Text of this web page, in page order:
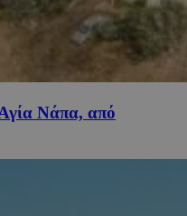
Νάπα, από